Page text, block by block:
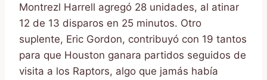
Montrezl Harrell agregó 28 unidades, al atinar
12 de 13 disparos en 25 minutos. Otro
suplente, Eric Gordon, contribuyó con 19 tantos
para que Houston ganara partidos seguidos de
visita a los Raptors, algo que jamás había